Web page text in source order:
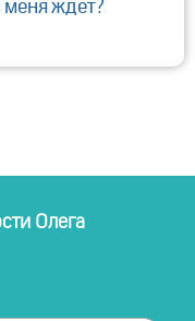
меня ждет?
Олега